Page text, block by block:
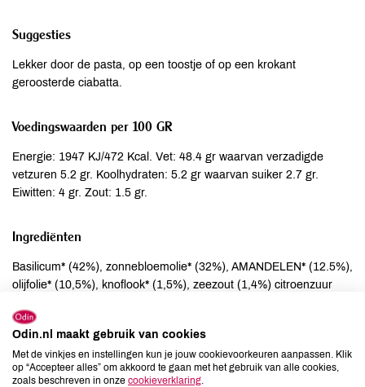
Suggesties
Lekker door de pasta, op een toostje of op een krokant
geroosterde ciabatta.
Voedingswaarden per 100 GR
Energie: 1947 KJ/472 Kcal. Vet: 48.4 gr waarvan verzadigde
vetzuren 5.2 gr. Koolhydraten: 5.2 gr waarvan suiker 2.7 gr.
Eiwitten: 4 gr. Zout: 1.5 gr.
Ingrediënten
Basilicum* (42%), zonnebloemolie* (32%), AMANDELEN* (12.5%),
olijfolie* (10,5%), knoflook* (1,5%), zeezout (1,4%) citroenzuur
Allergenen
Aardnoten
niet aanwezig
Odin.nl maakt gebruik van cookies
Met de vinkjes en instellingen kun je jouw cookievoorkeuren aanpassen. Klik
op “Accepteer alles” om akkoord te gaan met het gebruik van alle cookies,
zoals beschreven in onze cookieverklaring